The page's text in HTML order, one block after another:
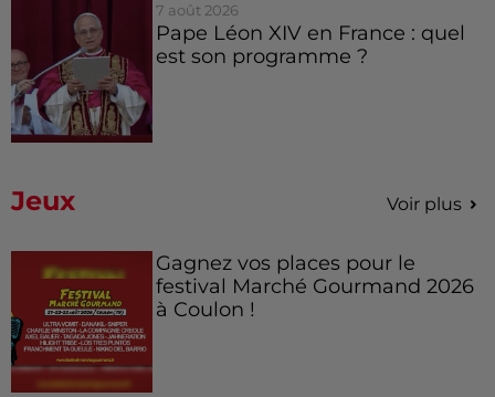
7 août 2026
Pape Léon XIV en France : quel
est son programme ?
Jeux Voir plus
Gagnez vos places pour le
festival Marché Gourmand 2026
à Coulon !